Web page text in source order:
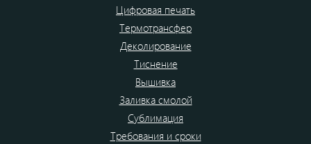
Цифровая печать
Термотрансфер
Деколирование
Тиснение
Вышивка
Заливка смолой
Сублимация
Требования и сроки